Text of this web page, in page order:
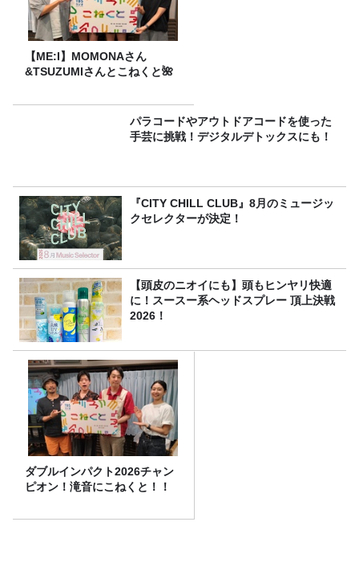
【ME:I】MOMONAさん
&TSUZUMIさんとこねくと🌺
パラコードやアウトドアコードを使った
手芸に挑戦！デジタルデトックスにも！
『CITY CHILL CLUB』8月のミュージッ
クセレクターが決定！
【頭皮のニオイにも】頭もヒンヤリ快適
に！スースー系ヘッドスプレー 頂上決戦
2026！
ダブルインパクト2026チャン
ピオン！滝音にこねくと！！